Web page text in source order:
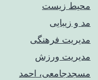
محیط زیست
مد و زیبایی
مدیریت فرهنگی
مدیریت ورزش
مسجدجامعی، احمد